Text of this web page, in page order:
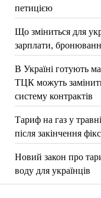
петицією
Що зміниться для
зарплати,
В Україні готують
ТЦК можуть
систему контрактів
Тариф на газ у
після закінчення
Новий закон про
воду для українців